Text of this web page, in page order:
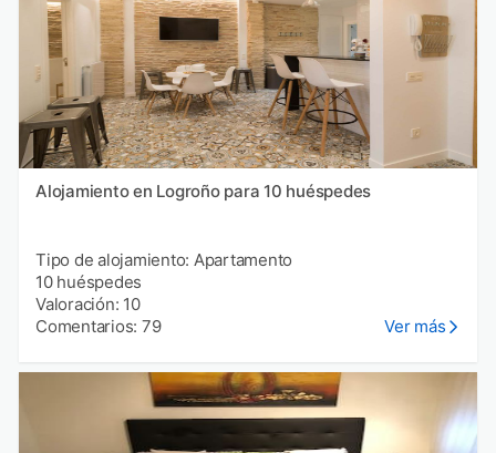
Alojamiento en Logroño para 10 huéspedes
Tipo de alojamiento: Apartamento
10 huéspedes
Valoración: 10
Comentarios: 79
Ver más